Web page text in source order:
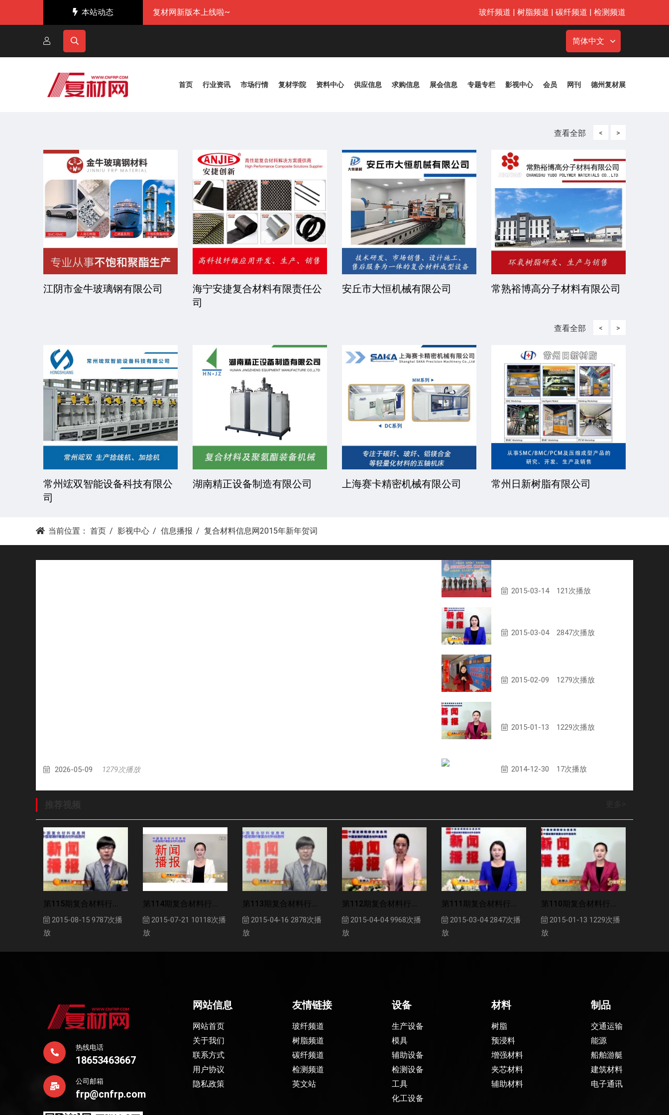
本站动态 复材网新版本上线啦~ 玻纤频道 | 树脂频道 | 碳纤频道 | 检测频道
简体中文
首页 行业资讯 市场行情 复材学院 资料中心 供应信息 求购信息 展会信息 专题专栏 影视中心 会员 网刊 德州复材展
查看全部 <
京华派克邯郸机械科技有限公
福建省睿步智能装备有限公司
北京中远恒达涂装设备有限公
北京伊诺瓦科技有限公司
>
查看全部 <
湘潭科达机械设备有限公司 东莞市凯文化工有限公司 安徽金骏复合材料有限公司 厦门一诺得复合材料有限公司
>
当前位置： 首页 影视中心 信息播报 复合材料信息网2015年新年贺词
2026-05-09 1279次播放
2015-03-14 121次播放
2015-03-04 2847次播放
2015-02-09 1279次播放
2015-01-13 1229次播放
2014-12-30 17次播放
第115期复合材料行...
2015-08-15 9787次播
放
第114期复合材料行...
2015-07-21 10118次播
放
第113期复合材料行...
2015-04-16 2878次播
放
第112期复合材料行...
2015-04-049968次播
放
第111期复合材料行...
2015-03-04 2847次播
放
第110期复合材料行...
2015-01-13 1229次播
放
热线电话
18653463667
公司邮箱
frp@cnfrp.com
网站信息
网站首页
关于我们
联系方式
用户协议
隐私政策
友情链接
玻纤频道
树脂频道
碳纤频道
检测频道
英文站
设备
生产设备
模具
辅助设备
检测设备
工具
化工设备
材料
树脂
预浸料
增强材料
夹芯材料
辅助材料
制品
交通运输
能源
船舶游艇
建筑材料
电子通讯